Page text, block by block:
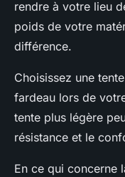
rendre à votre lieu
poids de votre
différence.
Choisissez une
fardeau lors de
tente plus légère
résistance et le
En ce qui concerne